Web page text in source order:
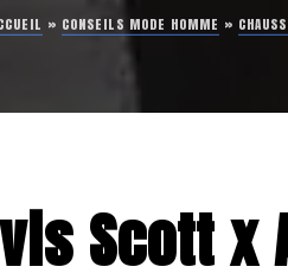
» CONSEILS MODE HOMME »
Scott x